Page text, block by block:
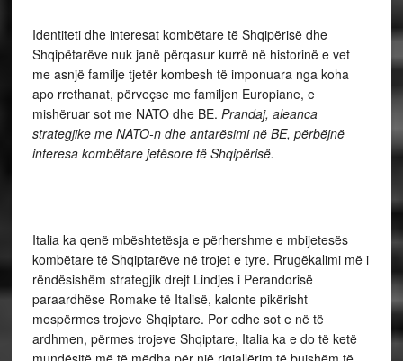
Identiteti dhe interesat kombëtare të Shqipërisë dhe
Shqipëtarëve nuk janë përqasur kurrë në historinë e vet
me asnjë familje tjetër kombesh të imponuara nga koha
apo rrethanat, përveçse me familjen Europiane, e
mishëruar sot me NATO dhe BE. Prandaj, aleanca
strategjike me NATO-n dhe antarësimi në BE, përbëjnë
interesa kombëtare jetësore të Shqipërisë.
Italia ka qenë mbështetësja e përhershme e mbijetesës
kombëtare të Shqiptarëve në trojet e tyre. Rrugëkalimi më i
rëndësishëm strategjik drejt Lindjes i Perandorisë
paraardhëse Romake të Italisë, kalonte pikërisht
mespërmes trojeve Shqiptare. Por edhe sot e në të
ardhmen, përmes trojeve Shqiptare, Italia ka e do të ketë